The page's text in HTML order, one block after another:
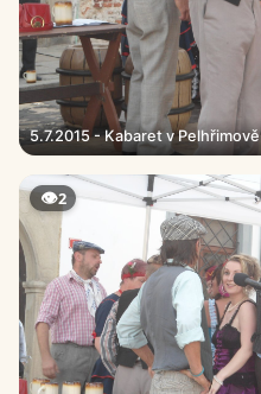
5.7.2015 - Kabaret v Pelhřimově
👁2